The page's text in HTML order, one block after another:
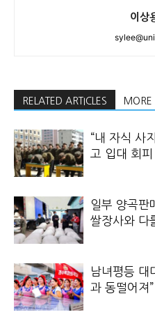
이상
RELATED ARTICLES MORE
“내 자식 사
고 입대 회
일부 양곡판
쌀장사와 다
남녀평등 대
과 동떨어져